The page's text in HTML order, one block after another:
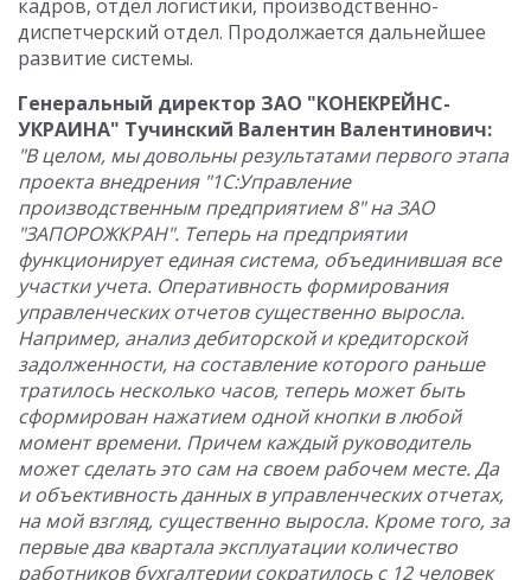
кадров, отдел логистики, производственно-
диспетчерский отдел. Продолжается дальнейшее
развитие системы.
Генеральный директор ЗАО "КОНЕКРЕЙНС-
УКРАИНА" Тучинский Валентин Валентинович:
"Вцелом, мы довольны результатами первого этапа
проекта внедрения "1С:Управление
производственным предприятием 8" на ЗАО
"ЗАПОРОЖКРАН". Теперь на предприятии
функционирует единая система, объединившая все
участки учета. Оперативность формирования
управленческих отчетов существенно выросла.
Например, анализ дебиторской и кредиторской
задолженности, на составление которого раньше
тратилось несколько часов, теперь может быть
сформирован нажатием одной кнопки в любой
момент времени. Причем каждый руководитель
может сделать это сам на своем рабочем месте. Да
и объективность данных в управленческих отчетах,
на мой взгляд, существенно выросла. Кроме того, за
первые два квартала эксплуатации количество
работников бухгалтерии сократилось с 12 человек